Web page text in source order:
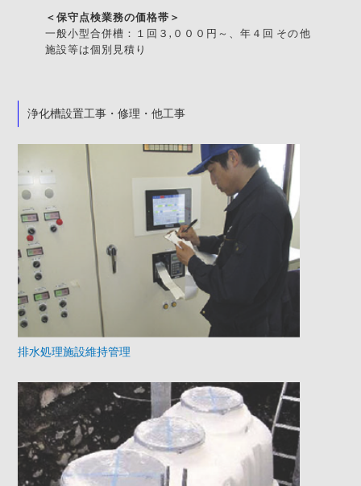
＜保守点検業務の価格帯＞
一般小型合併槽：１回３,０００円～、年４回 その他
施設等は個別見積り
浄化槽設置工事・修理・他工事
排水処理施設維持管理